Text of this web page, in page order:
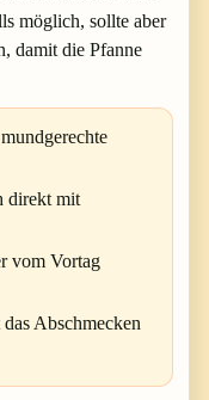
möglich, sollte aber
damit die Pfanne
direkt mit
vom Vortag
Abschmecken